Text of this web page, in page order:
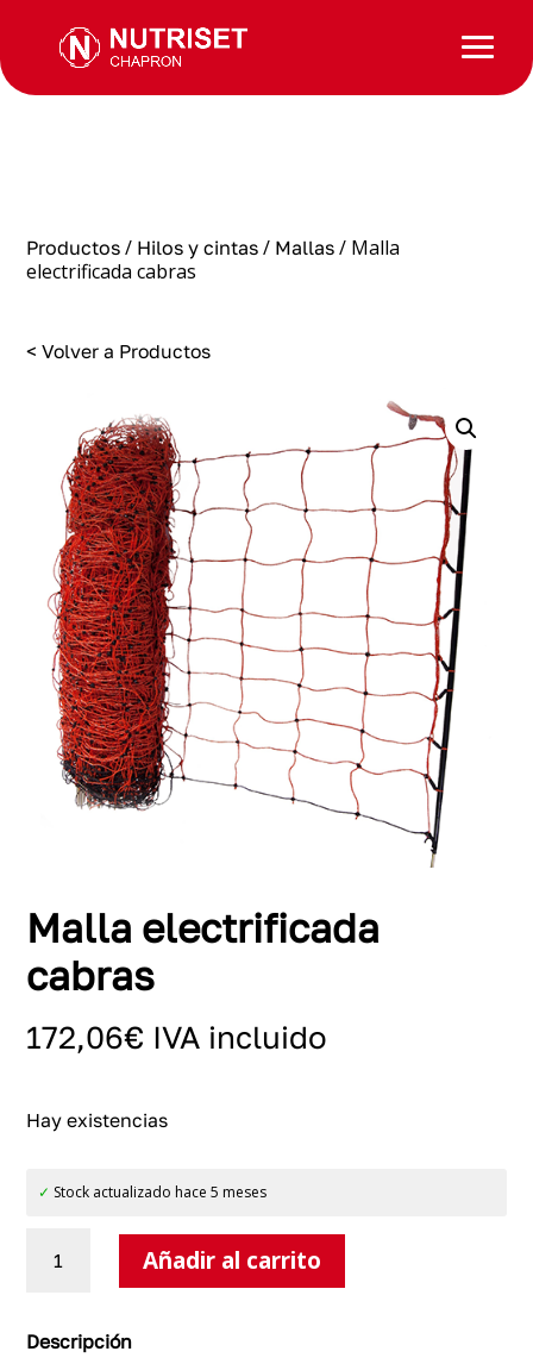
Productos / Hilos y cintas / Mallas / Malla
electrificada cabras
< Volver a Productos
Malla electrificada
cabras
172,06€ IVA incluido
Hay existencias
✓ Stock actualizado hace 5 meses
electrificada
Añadir al carrito
Descripción